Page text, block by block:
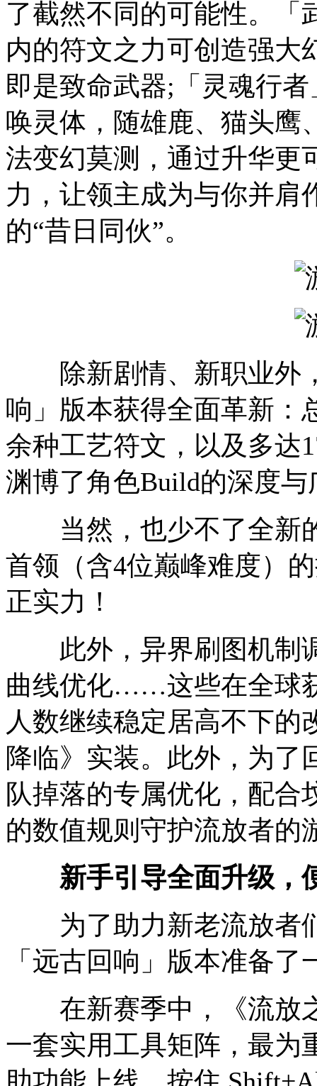
了截然不同的可能性。「
内的符文之力可创造强大
即是致命武器;「灵魂行
唤灵体，随雄鹿、猫头鹰
法变幻莫测，通过升华更
力，让领主成为与你并肩
的“昔日同伙”。
除新剧情、新职业外
响」版本获得全面革新：
余种工艺符文，以及多达
渊博了角色Build的深度与
当然，也少不了全新
首领（含4位巅峰难度）
正实力！
此外，异界刷图机制
曲线优化……这些在全球
人数继续稳定居高不下的
降临》实装。此外，为了
队掉落的专属优化，配合
的数值规则守护流放者的
新手引导全面升级，
为了助力新老流放者
「远古回响」版本准备
在新赛季中，《流放
一套实用工具矩阵，最为